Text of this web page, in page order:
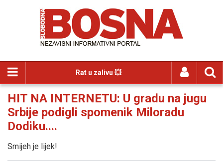
Rat u zalivu 💥
HIT NA INTERNETU: U gradu na jugu
Srbije podigli spomenik Miloradu
Dodiku....
Smijeh je lijek!